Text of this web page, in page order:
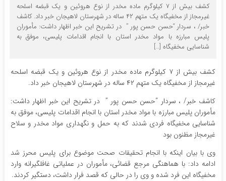
کشف بیش از ۷ کیلوگرم ماده مخدر از نوع هروئین و یک قبضه اسلحه
غیرمجاز از مخفیگاه یک متهم ۴۲ ساله در شهرستان لاهیجان خبر داد. کاشف
خبر/ ، سردار “حسن حسن پور ” در تشریح این خبر اظهار داشت: مأموران
پلیس مبارزه با مواد مخدر استان با انجام اقدامات پلیسی، موفق به
شناسایی مخفیگاه […]
کشف بیش از ۷ کیلوگرم ماده مخدر از نوع هروئین و یک قبضه اسلحه
غیرمجاز از مخفیگاه یک متهم ۴۲ ساله در شهرستان لاهیجان خبر داد.
کاشف خبر/ ، سردار “حسن حسن پور ” در تشریح این خبر اظهار داشت:
مأموران پلیس مبارزه با مواد مخدر استان با انجام اقدامات پلیسی، موفق به
شناسایی مخفیگاه فردی شدند که به حمل و نگهداری مواد مخدر و سلاح
غیرمجاز مظنون بود
وی با بیان اینکه با انجام تحقیقات صحت موضوع برای پلیس محرز شد
ادامه داد: با هماهنگی مرجع قضائی، مأموران در عملیاتی غافلگیرانه وارد
مخفیگاه این فرد شده و وی را در حالی که قصد فرار داشت، دستگیر کردند.